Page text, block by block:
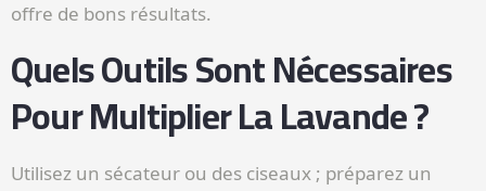
offre de bons résultats.
Quels Outils Sont Nécessaires
Pour Multiplier La Lavande ?
Utilisez un sécateur ou des ciseaux ; préparez un